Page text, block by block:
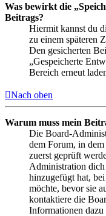
Was bewirkt die
Beitrags?
Hiermit kannst du
zu einem späteren
Den gesicherten
„Gespeicherte
Bereich erneut
Nach oben
Warum muss mein
Die Board-
dem Forum, in
zuerst geprüft
Administration
hinzugefügt hat,
möchte, bevor sie
kontaktiere die
Informationen dazu